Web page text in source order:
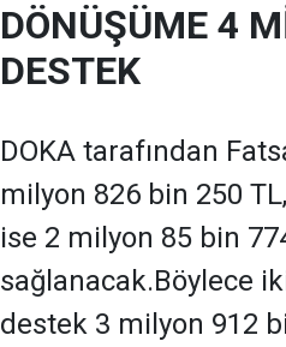
DÖNÜŞÜME 4
DESTEK
DOKA tarafından
milyon 826 bin 250
ise 2 milyon 85 bin
sağlanacak.Böylece
destek 3 milyon 912